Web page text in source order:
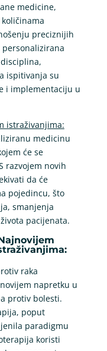
medicine,
preciznijih
ispitivanja su
i implementaciju u
istraživanjima:
medicinu
će se
razvojem novih
da će
pojedincu, što
smanjenja
pacijenata.
raka
napretku u
protiv bolesti.
poput
paradigmu
koristi